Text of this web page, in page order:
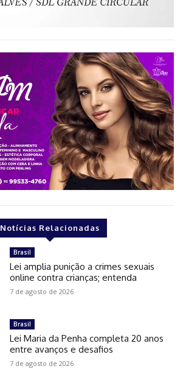
Notícias Relacionadas
Brasil
Lei amplia punição a crimes sexuais
online contra crianças; entenda
7 de agosto de 2026
Brasil
Lei Maria da Penha completa 20 anos
entre avanços e desafios
7 de agosto de 2026